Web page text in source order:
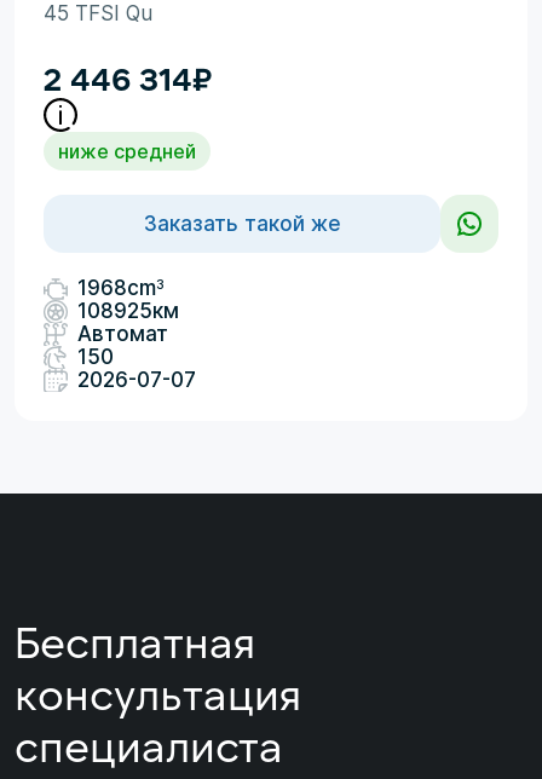
45 TFSI Qu
2 446 314₽
ниже средней
Заказать такой же
1968cm3
108925км
Автомат
150
2026-07-07
Бесплатная
консультация
специалиста